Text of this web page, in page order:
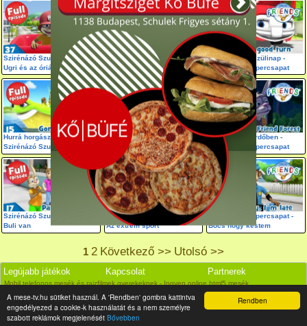
Rendben
A mese-tv.hu sütiket használ. A 'Rendben' gombra kattintva
engedélyezed a cookie-k használatát és a nem személyre
szabott reklámok megjelenését Bővebben
Szirénázó Szupercsapat -
Ugri és az óriás
Szirénázó Szupercsapat -
Timba szabadnapja
Magasságos szülinap -
Szirénázó Szupercsapat
Hurrá horgászunk -
Szirénázó Szupercsapat
Szirénázó Szupercsapat -
Hová tűnt Roller
Elveszve az erdőben -
Szirénázó Szupercsapat
Szirénázó Szuper csapat -
Buli van
Szirénázó Szuper csapat -
Az extrém sport
Szirénázó Szupercsapat -
Bocs hogy késtem
1 2 Következő >> Utolsó >>
Legújabb játékok Kapcsolat Partnerek
Mobil telefonos mesék és rajzfilmek gyerekeknek - Ingyen online html5 mesék